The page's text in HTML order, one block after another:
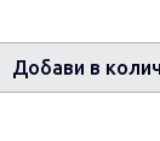
Добави в